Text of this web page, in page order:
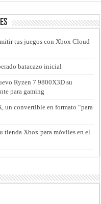
tus juegos con Xbox Cloud
batacazo inicial
Ryzen 7 9800X3D su
para gaming
convertible en formato “para
tienda Xbox para móviles en el